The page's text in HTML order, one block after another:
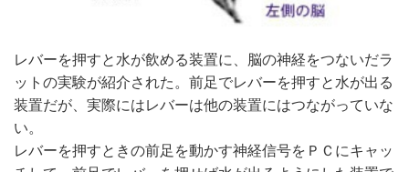
レバーを押すと水が飲める装置に、脳の神経をつないだラ
ットの実験が紹介された。前足でレバーを押すと水が出る
装置だが、実際にはレバーは他の装置にはつながっていな
い。
レバーを押すときの前足を動かす神経信号をＰＣにキャッ